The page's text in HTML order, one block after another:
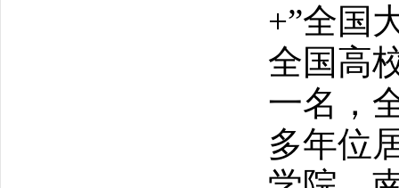
+”全国
全国高
一名，
多年位